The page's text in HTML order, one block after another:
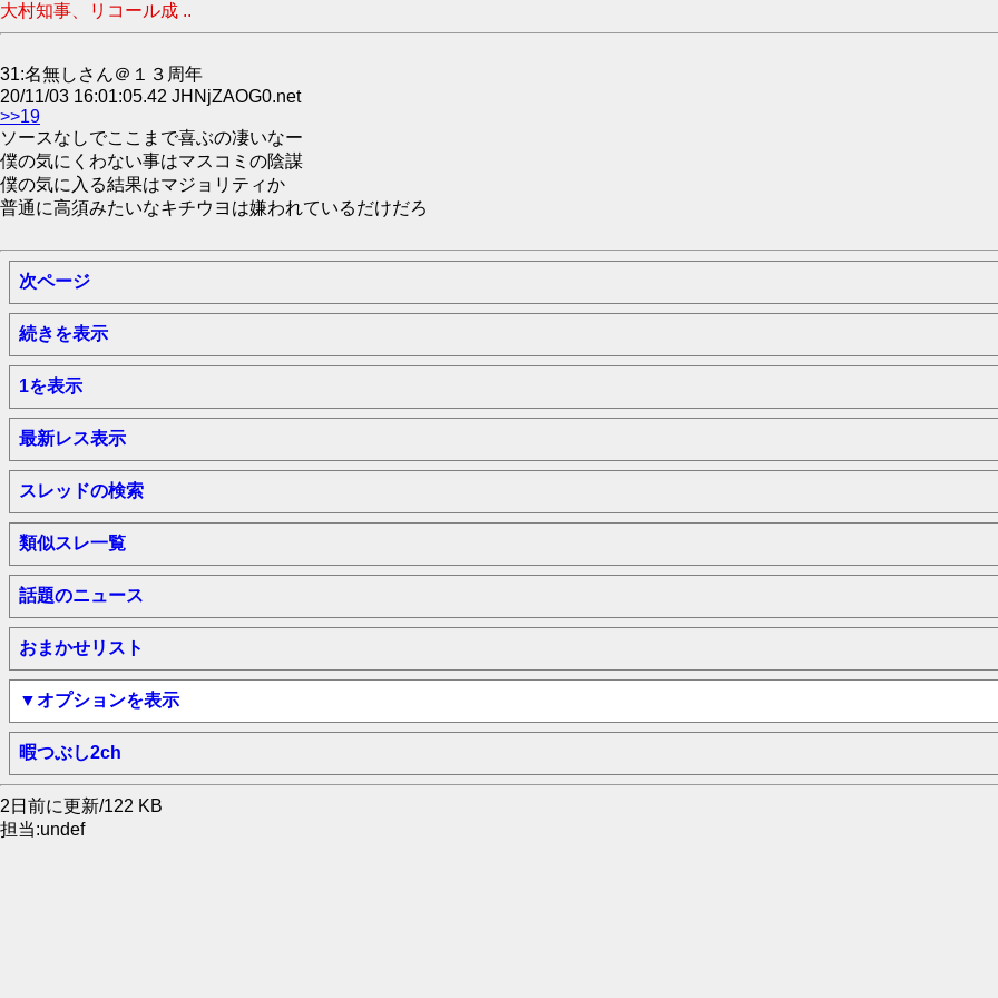
大村知事、リコール成 ..
31:名無しさん＠１３周年
20/11/03 16:01:05.42 JHNjZAOG0.net
>>19
ソースなしでここまで喜ぶの凄いなー
僕の気にくわない事はマスコミの陰謀
僕の気に入る結果はマジョリティか
普通に高須みたいなキチウヨは嫌われているだけだろ
次ページ
続きを表示
1を表示
最新レス表示
スレッドの検索
類似スレ一覧
話題のニュース
おまかせリスト
▼オプションを表示
暇つぶし2ch
2日前に更新/122 KB
担当:undef